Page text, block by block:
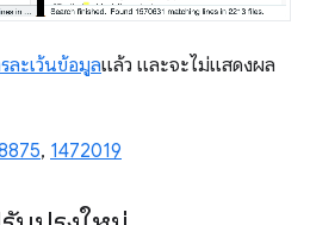
ละเว้นข้อมูลแล้ว และจะไม่แสดงผล
, 1472019